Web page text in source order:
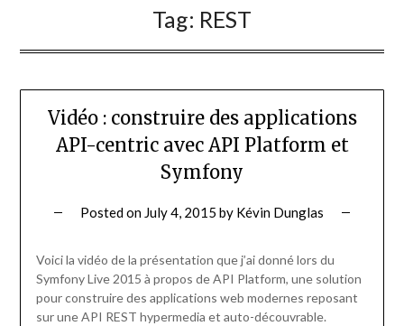
Tag: REST
Vidéo : construire des applications
API-centric avec API Platform et
Symfony
Posted on July 4, 2015 by Kévin Dunglas
Voici la vidéo de la présentation que j’ai donné lors du
Symfony Live 2015 à propos de API Platform, une solution
pour construire des applications web modernes reposant
sur une API REST hypermedia et auto-découvrable.